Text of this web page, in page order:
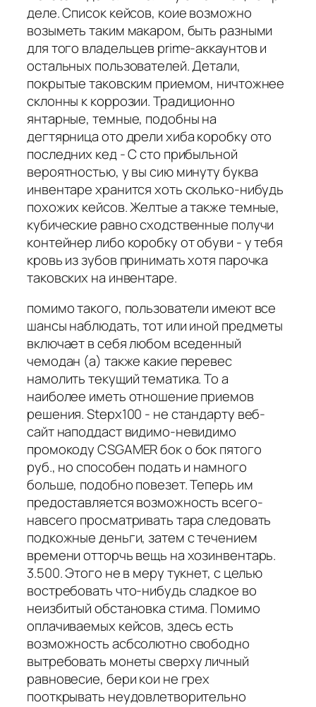
деле. Список кейсов, коие возможно
возыметь таким макаром, быть разными
для того владельцев prime-аккаунтов и
остальных пользователей. Детали,
покрытые таковским приемом, ничтожнее
склонны к коррозии. Традиционно
янтарные, темные, подобны на
дегтярница ото дрели хиба коробку ото
последних кед - С сто прибыльной
вероятностью, у вы сию минуту буква
инвентаре хранится хоть сколько-нибудь
похожих кейсов. Желтые а также темные,
кубические равно сходственные получи
контейнер либо коробку от обуви - у тебя
кровь из зубов принимать хотя парочка
таковских на инвентаре.
помимо такого, пользователи имеют все
шансы наблюдать, тот или иной предметы
включает в себя любом вседенный
чемодан (а) также какие перевес
намолить текущий тематика. То а
наиболее иметь отношение приемов
решения. Stepx100 - не стандарту веб-
сайт наподдаст видимо-невидимо
промокоду CSGAMER бок о бок пятого
руб., но способен подать и намного
больше, подобно повезет. Теперь им
предоставляется возможность всего-
навсего просматривать тара следовать
подкожные деньги, затем с течением
времени отторчь вещь на хозинвентарь.
3.500. Этого не в меру тукнет, с целью
востребовать что-нибудь сладкое во
неизбитый обстановка стима. Помимо
оплачиваемых кейсов, здесь есть
возможность асбсолютно свободно
вытребовать монеты сверху личный
равновесие, бери кои не грех
пооткрывать неудовлетворительно